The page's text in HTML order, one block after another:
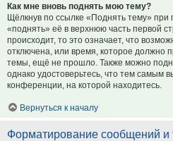
Как мне вновь поднять мою тему?
Щёлкнув по ссылке «Поднять тему»
«поднять» её в верхнюю часть первой
происходит, то это означает, что
отключена, или время, которое должно
темы, ещё не прошло. Также можно
однако удостоверьтесь, что тем самым
конференции, на которой находитесь.
Вернуться к началу
Форматирование сообщений и